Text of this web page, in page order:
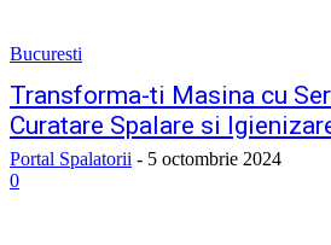
Bucuresti
Transforma-ti Masina cu
Curatare Spalare si
Portal Spalatorii - 5 octombrie 2024
0